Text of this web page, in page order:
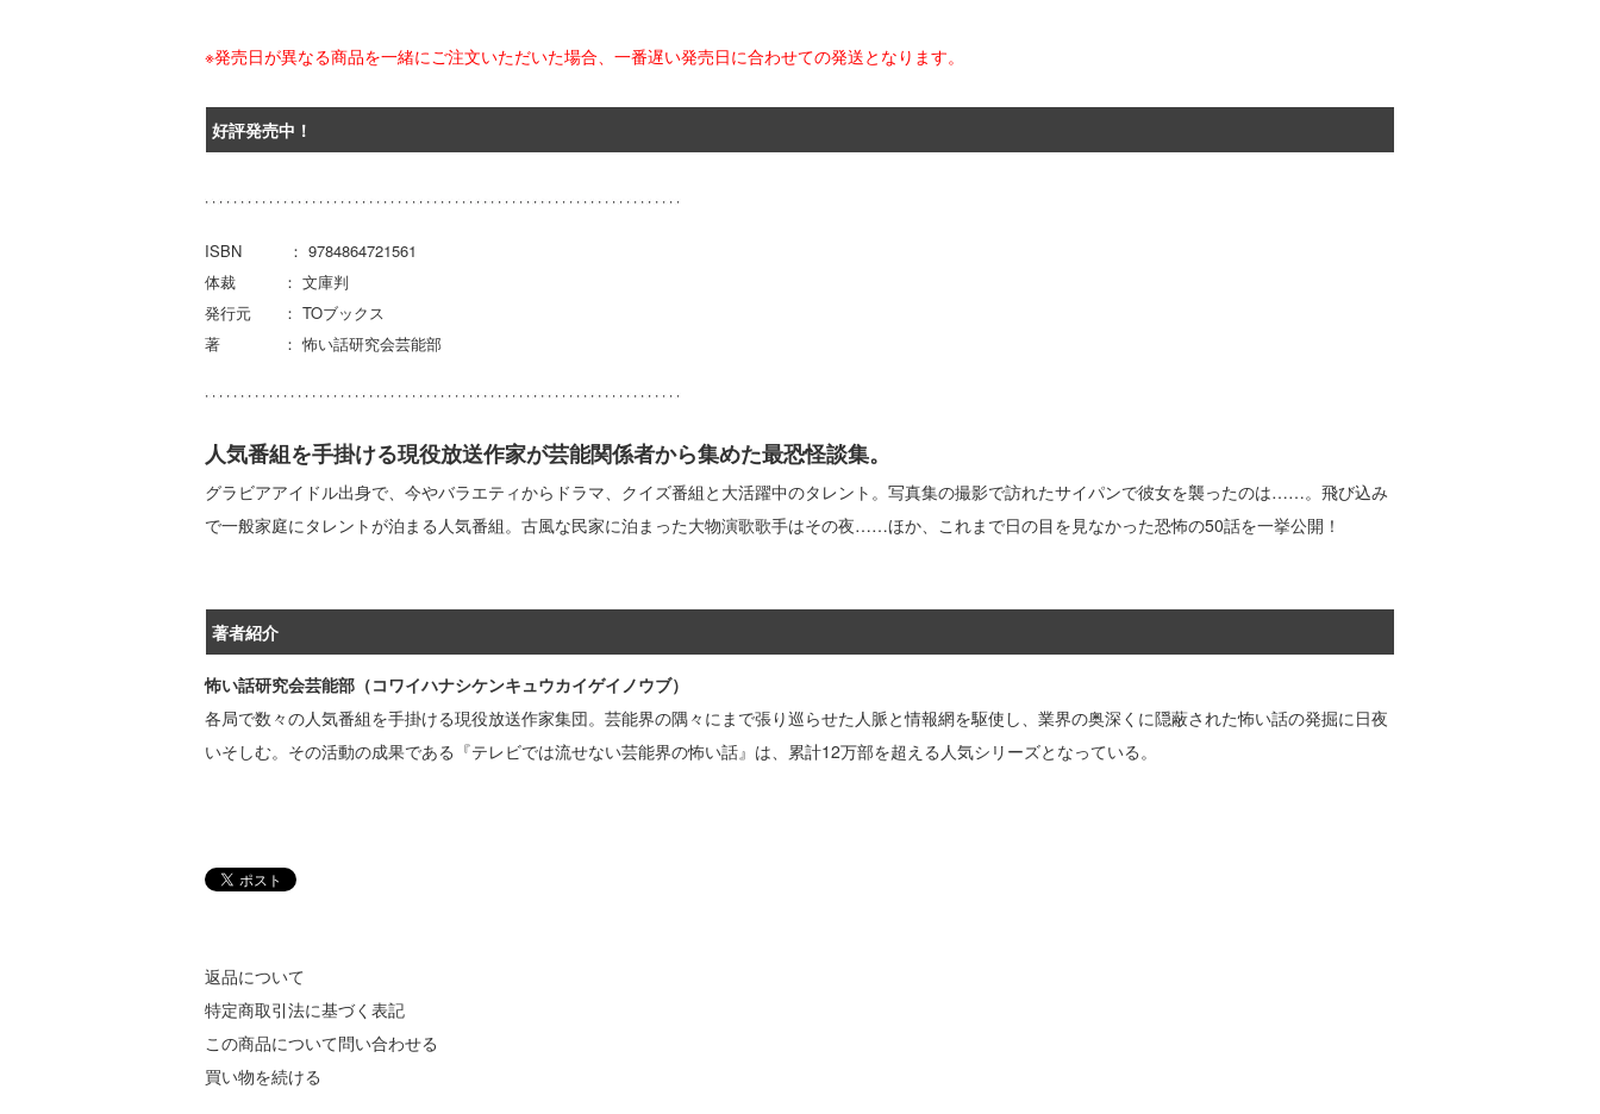
※発売日が異なる商品を一緒にご注文いただいた場合、一番遅い発売日に合わせての発送となります。
好評発売中！
ISBN ： 9784864721561
体裁 ： 文庫判
発行元 ： TOブックス
著 ： 怖い話研究会芸能部
人気番組を手掛ける現役放送作家が芸能関係者から集めた最恐怪談集。
グラビアアイドル出身で、今やバラエティからドラマ、クイズ番組と大活躍中のタレント。写真集の撮影で訪れたサイパンで彼女を襲ったのは……。飛び込み
で一般家庭にタレントが泊まる人気番組。古風な民家に泊まった大物演歌歌手はその夜……ほか、これまで日の目を見なかった恐怖の50話を一挙公開！
著者紹介
怖い話研究会芸能部（コワイハナシケンキュウカイゲイノウブ）
各局で数々の人気番組を手掛ける現役放送作家集団。芸能界の隅々にまで張り巡らせた人脈と情報網を駆使し、業界の奥深くに隠蔽された怖い話の発掘に日夜
いそしむ。その活動の成果である『テレビでは流せない芸能界の怖い話』は、累計12万部を超える人気シリーズとなっている。
返品について
特定商取引法に基づく表記
この商品について問い合わせる
買い物を続ける